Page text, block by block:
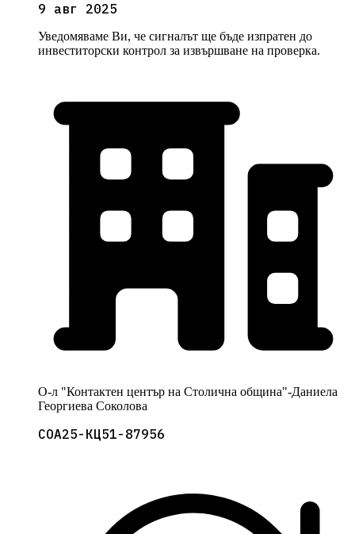
9 авг 2025
Уведомяваме Ви, че сигналът ще бъде изпратен до
инвеститорски контрол за извършване на проверка.
О-л "Контактен център на Столична община"-Даниела
Георгиева Соколова
СОА25-КЦ51-87956